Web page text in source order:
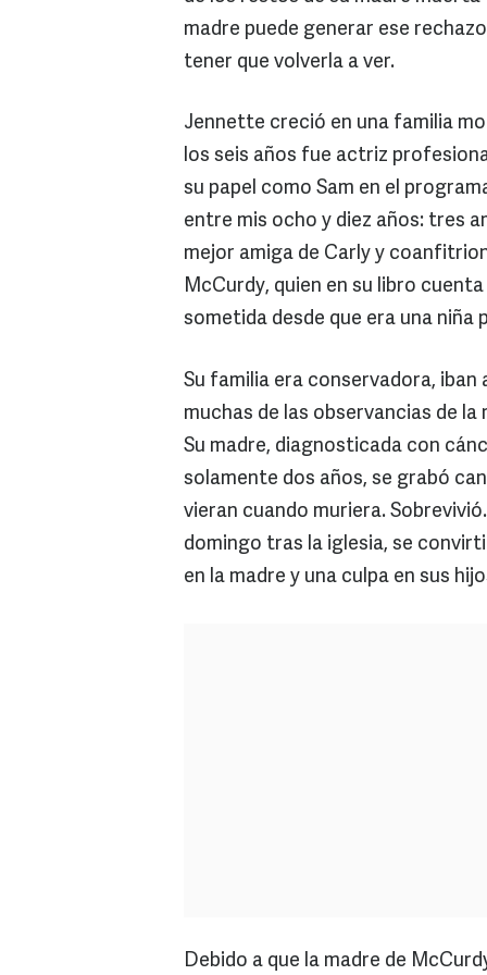
madre puede generar ese
tener que volverla a ver.
Jennette creció en una familia
los seis años fue actriz
su papel como Sam en el
entre mis ocho y diez años: tres
mejor amiga de Carly y
McCurdy, quien en su libro
sometida desde que era una niña
Su familia era conservadora, iban
muchas de las observancias de
Su madre, diagnosticada con
solamente dos años, se grabó
vieran cuando muriera.
domingo tras la iglesia, se
en la madre y una culpa en sus
Debido a que la madre de